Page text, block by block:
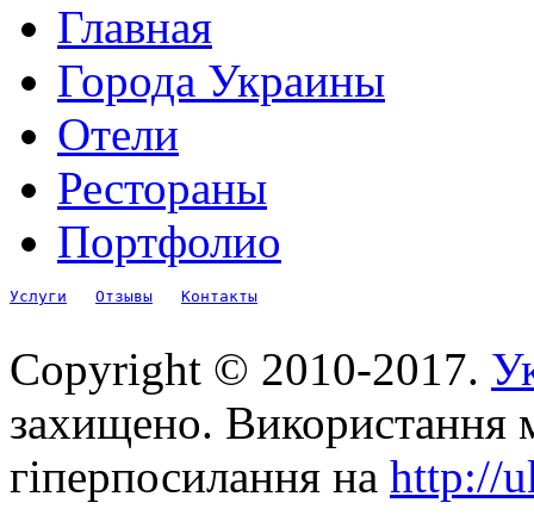
Главная
Города Украины
Отели
Рестораны
Портфолио
Услуги Отзывы Контакты
Copyright © 2010-2017.
захищено. Використання
гіперпосилання на http://